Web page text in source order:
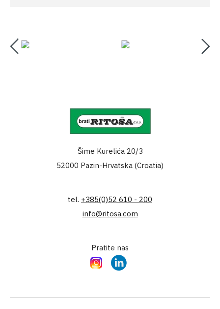
Šime Kurelića 20/3
52000 Pazin-Hrvatska (Croatia)
tel. +385(0)52 610 - 200
info@ritosa.com
Pratite nas
InstagramLinkedIn